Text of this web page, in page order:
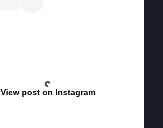
View post on Instagram